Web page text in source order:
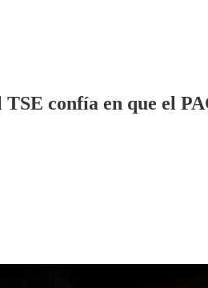
confía en que el